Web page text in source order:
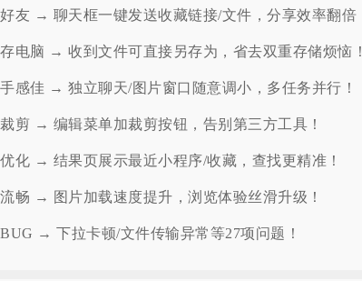
友 → 聊天框一键发送收藏链接/文件，分享效率翻倍
电脑 → 收到文件可直接另存为，省去双重存储烦恼！
感佳 → 独立聊天/图片窗口随意调小，多任务并行！
剪 → 编辑菜单加裁剪按钮，告别第三方工具！
化 → 结果页展示最近小程序/收藏，查找更精准！
畅 → 图片加载速度提升，浏览体验丝滑升级！
→ 下拉卡顿/文件传输异常等27项问题！